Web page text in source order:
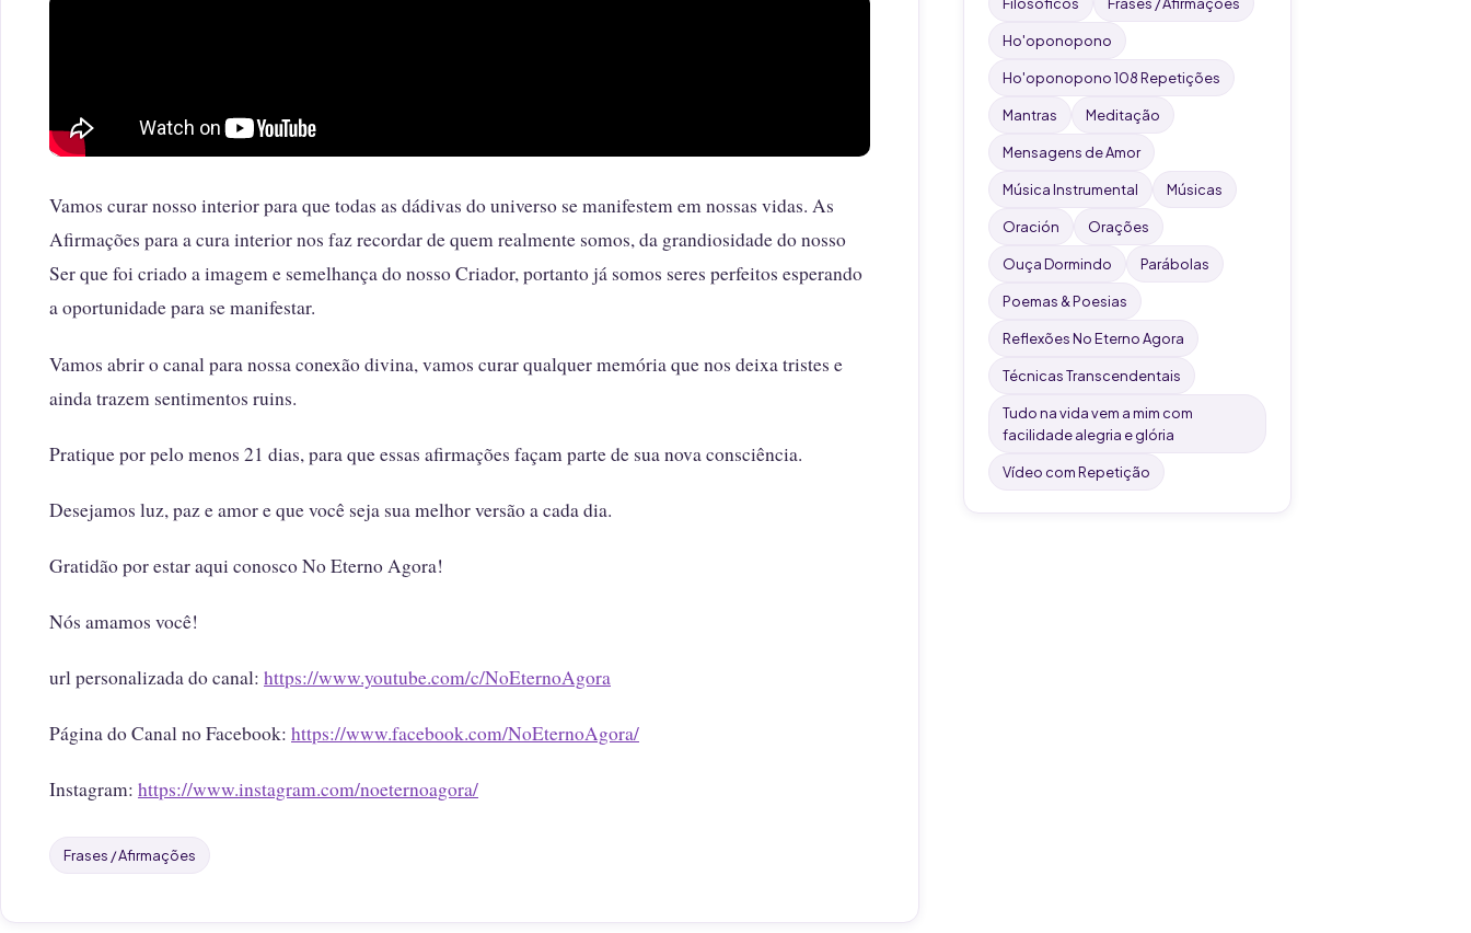
Vamos curar nosso interior para que todas as dádivas do universo se manifestem em nossas vidas. As
Afirmações para a cura interior nos faz recordar de quem realmente somos, da grandiosidade do nosso
Ser que foi criado a imagem e semelhança do nosso Criador, portanto já somos seres perfeitos esperando
a oportunidade para se manifestar.
Vamos abrir o canal para nossa conexão divina, vamos curar qualquer memória que nos deixa tristes e
ainda trazem sentimentos ruins.
Pratique por pelo menos 21 dias, para que essas afirmações façam parte de sua nova consciência.
Desejamos luz, paz e amor e que você seja sua melhor versão a cada dia.
Gratidão por estar aqui conosco No Eterno Agora!
Nós amamos você!
url personalizada do canal: https://www.youtube.com/c/NoEternoAgora
Página do Canal no Facebook: https://www.facebook.com/NoEternoAgora/
Instagram: https://www.instagram.com/noeternoagora/
Frases / Afirmações
Filosóficos Frases / Afirmações
Ho'oponopono
Ho'oponopono 108 Repetições
Mantras Meditação
Mensagens de Amor
Música Instrumental Músicas
Oración Orações
Ouça Dormindo Parábolas
Poemas & Poesias
Reflexões No Eterno Agora
Técnicas Transcendentais
Tudo na vida vem a mim com
facilidade alegria e glória
Vídeo com Repetição